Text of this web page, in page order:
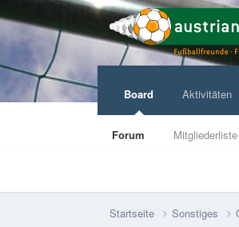
Board
Forum Mitgliederliste
Aktivitäten
Startseite Sonstiges